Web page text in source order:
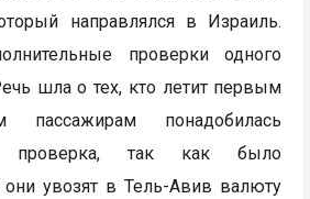
направлялся в Израиль.
проверки одного
шла о тех, кто летит первым
пассажирам понадобилась
проверка, так как было
они увозят в Тель-Авив валюту